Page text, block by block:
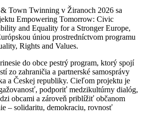
Town Twinning v Žiranoch 2026 sa
Empowering Tomorrow: Civic
and Equality for a Stronger Europe,
úniou prostredníctvom programu
Rights and Values.
do obce pestrý program, ktorý spojí
zo zahraničia a partnerské samosprávy
a Českej republiky. Cieľom projektu je
podporiť medzikultúrny dialóg,
obcami a zároveň priblížiť občanom
– solidaritu, demokraciu, rovnosť